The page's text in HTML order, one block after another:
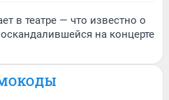
в театре — что известно о
на концерте